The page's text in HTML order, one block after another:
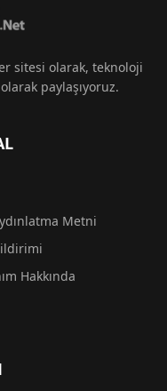
sitesi olarak, teknoloji
paylaşıyoruz.
Metni
Hakkında